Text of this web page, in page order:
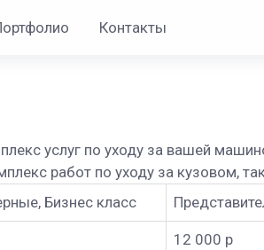
Контакты
услуг по уходу за вашей
работ по уходу за кузовом,
Бизнес класс
12 000 р